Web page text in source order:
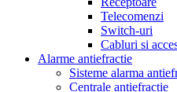
Telecomenzi
Switch-uri
Cabluri si
Alarme antiefractie
Sisteme alarma
Centrale antiefractie